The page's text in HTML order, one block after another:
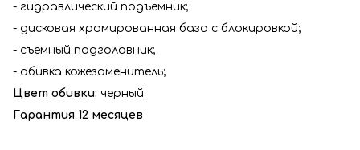
- гидравлический подъемник;
- дисковая хромированная база с блокировкой;
- съемный подголовник;
- обивка кожезаменитель;
Цвет обивки: черный.
Гарантия 12 месяцев